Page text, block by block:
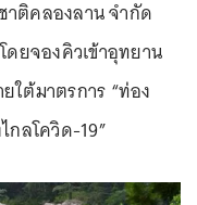
าติคลองลาน จำกัด
ดยจองคิวเข้าอุทยาน
ใต้มาตรการ “ท่อง
กลโควิด-19”